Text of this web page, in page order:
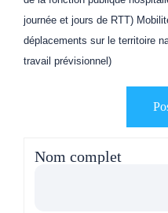
journée et jours de RTT)
déplacements sur le territoire
travail prévisionnel)
Nom complet